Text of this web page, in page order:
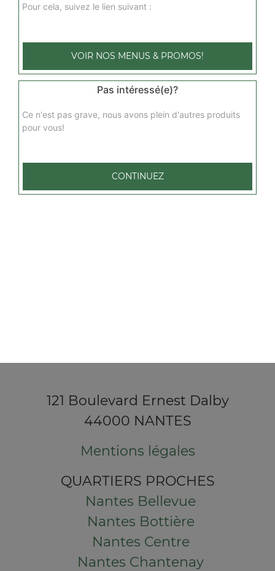
121 Boulevard Ernest Dalby
44000 NANTES
Mentions légales
QUARTIERS PROCHES
Nantes Bellevue
Nantes Bottière
Nantes Centre
Nantes Chantenay
Pour cela, suivez le lien suivant :
VOIR NOS MENUS & PROMOS!
Pas intéressé(e)?
Ce n'est pas grave, nous avons plein d'autres produits
pour vous!
CONTINUEZ